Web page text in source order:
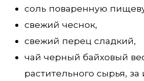
соль поваренную
свежий чеснок,
свежий перец сладкий,
чай черный байховый
растительного сырья,